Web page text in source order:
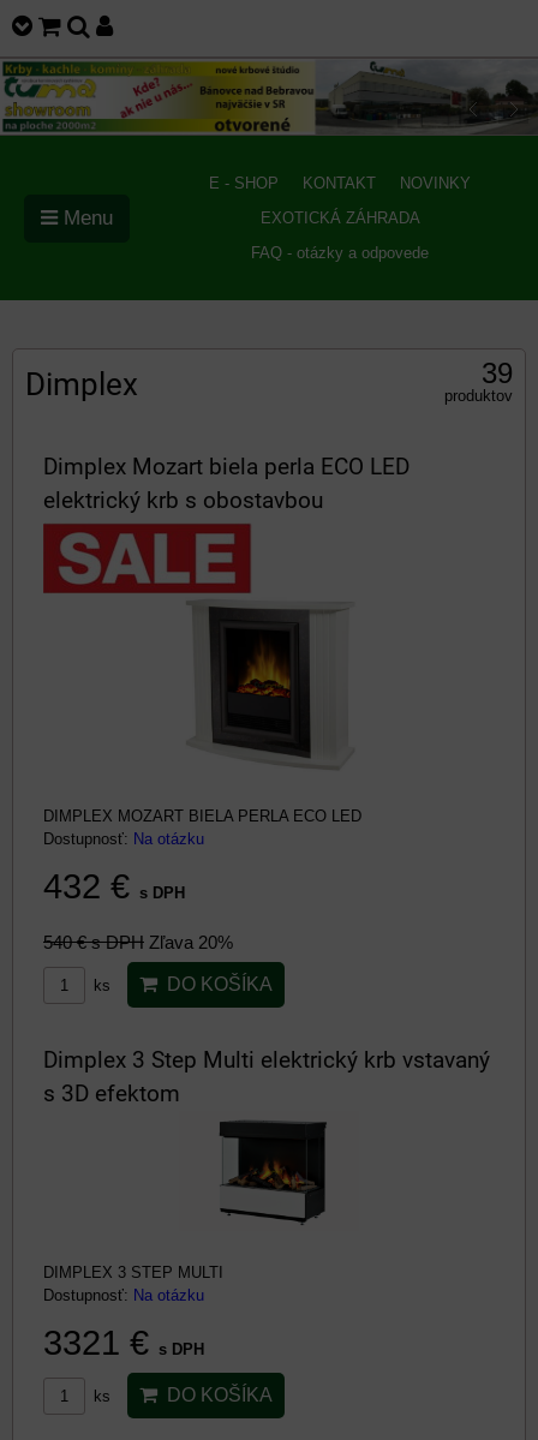
E - SHOP KONTAKT
NOVINKY
EXOTICKÁ ZÁHRADA
FAQ - otázky a odpovede
Menu
Dimplex 39
produktov
Dimplex Mozart biela perla ECO LED
elektrický krb s obostavbou
DIMPLEX MOZART BIELA PERLA ECO LED
Dostupnosť: Na otázku
432 € s DPH
540 €s DPH Zľava 20%
ks DO KOŠÍKA
Dimplex 3 Step Multi elektrický krb vstavaný
s 3D efektom
DIMPLEX 3 STEP MULTI
Dostupnosť: Na otázku
3321 € s DPH
ks DO KOŠÍKA